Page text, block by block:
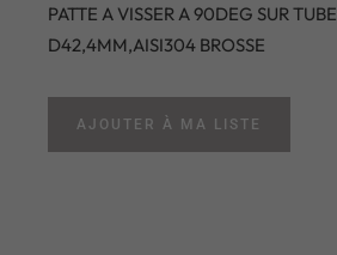
PATTE A VISSER A 90DEG SUR TUBE
D42,4MM,AISI304 BROSSE
AJOUTER À MA LISTE